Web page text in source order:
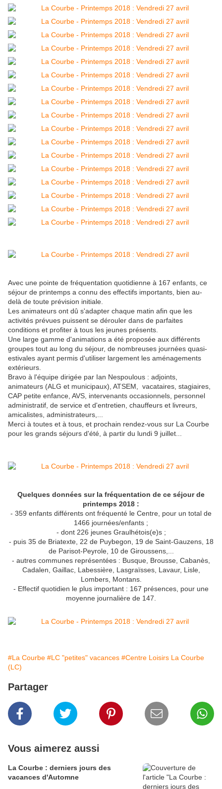
Avec une pointe de fréquentation quotidienne à 167 enfants, ce
séjour de printemps a connu des effectifs importants, bien au-
delà de toute prévision initiale.
Les animateurs ont dû s'adapter chaque matin afin que les
activités prévues puissent se dérouler dans de parfaites
conditions et profiter à tous les jeunes présents.
Une large gamme d'animations a été proposée aux différents
groupes tout au long du séjour, de nombreuses journées quasi-
estivales ayant permis d'utiliser largement les aménagements
extérieurs.
Bravo à l'équipe dirigée par Ian Nespoulous : adjoints,
animateurs (ALG et municipaux), ATSEM, vacataires, stagiaires,
CAP petite enfance, AVS, intervenants occasionnels, personnel
administratif, de service et d'entretien, chauffeurs et livreurs,
amicalistes, administrateurs,...
Merci à toutes et à tous, et prochain rendez-vous sur La Courbe
pour les grands séjours d'été, à partir du lundi 9 juillet...
Quelques données sur la fréquentation de ce séjour de
printemps 2018 :
- 359 enfants différents ont fréquenté le Centre, pour un total de
1466 journées/enfants ;
- dont 226 jeunes Graulhétois(e)s ;
- puis 35 de Briatexte, 22 de Puybegon, 19 de Saint-Gauzens, 18
de Parisot-Peyrole, 10 de Giroussens,...
- autres communes représentées : Busque, Brousse, Cabanès,
Cadalen, Gaillac, Labessière, Lasgraïsses, Lavaur, Lisle,
Lombers, Montans.
- Effectif quotidien le plus important : 167 présences, pour une
moyenne journalière de 147.
#La Courbe #LC "petites" vacances #Centre Loisirs La Courbe
(LC)
Partager
Vous aimerez aussi
La Courbe : derniers jours des
vacances d'Automne